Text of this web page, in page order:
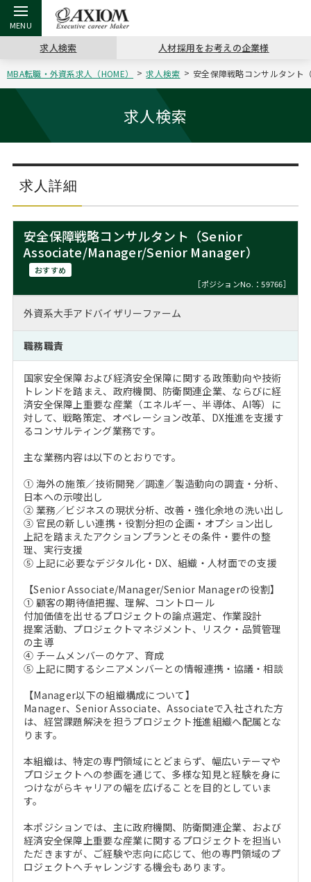
戻る
アクシアムの特長
戻る
コンサ
サービス案内
戻る
キャリ
コンサルタントの紹介
戻る
キャリア支援 TOP
キャリアデザイン講座
（最新求人市場動向）
戻る
MBAの
ステージ別アドバイス
MBAの転職事例
MBAからのFAQ
MBA留学生数の推移
戻る
日本か
インターン受入企業一覧
年齢と年収の相関図
戻る
転職ツール TOP
英文レジュメの書き方
戻る
パワー
職務経歴書の書き方
よくある面接Q&A集
戻る
転職コラム TOP
“展”職相談室
転職市場の明日をよめ
転職成功への4つの鍵
注目企業インタビュー
戻る
イベント・セミナー TOP
ジョブフェア
キャリアデザインセミナー
キャリアフォーラム
Career Talk Live
MBA NETWORKING
戻る
会社概要 TOP
沿革
主なクライアント
採用情報
ニュースリリース
求人検索 人材採用をお考えの企業様
MBA転職・外資系求人（HOME） 求人検索 安全保障戦略コンサルタント
求人検索
求人詳細
安全保障戦略コンサルタント（Senior
Associate/Manager/Senior Manager）
おすすめ
［ポジションNo.：59766］
外資系大手アドバイザリーファーム
職務職責
国家安全保障および経済安全保障に関する政策動向や技術
トレンドを踏まえ、政府機関、防衛関連企業、ならびに経
済安全保障上重要な産業（エネルギー、半導体、AI等）に
対して、戦略策定、オペレーション改革、DX推進を支援す
るコンサルティング業務です。
主な業務内容は以下のとおりです。
① 海外の施策／技術開発／調達／製造動向の調査・分析、
日本への示唆出し
② 業務／ビジネスの現状分析、改善・強化余地の洗い出し
③ 官民の新しい連携・役割分担の企画・オプション出し
上記を踏まえたアクションプランとその条件・要件の整
理、実行支援
⑤ 上記に必要なデジタル化・DX、組織・人材面での支援
【Senior Associate/Manager/Senior Managerの役割】
① 顧客の期待値把握、理解、コントロール
付加価値を出せるプロジェクトの論点選定、作業設計
提案活動、プロジェクトマネジメント、リスク・品質管理
の主導
④ チームメンバーのケア、育成
⑤ 上記に関するシニアメンバーとの情報連携・協議・相談
【Manager以下の組織構成について】
Manager、Senior Associate、Associateで入社された方
は、経営課題解決を担うプロジェクト推進組織へ配属とな
ります。
本組織は、特定の専門領域にとどまらず、幅広いテーマや
プロジェクトへの参画を通じて、多様な知見と経験を身に
つけながらキャリアの幅を広げることを目的としていま
す。
本ポジションでは、主に政府機関、防衛関連企業、および
経済安全保障上重要な産業に関するプロジェクトを担当い
ただきますが、ご経験や志向に応じて、他の専門領域のプ
ロジェクトへチャレンジする機会もあります。